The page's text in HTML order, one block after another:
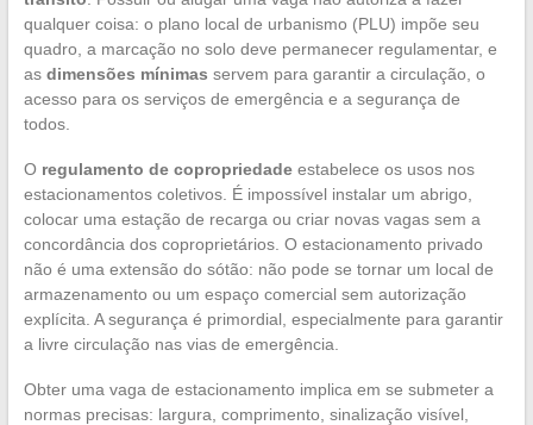
qualquer coisa: o plano local de urbanismo (PLU) impõe seu
quadro, a marcação no solo deve permanecer regulamentar, e
as dimensões mínimas servem para garantir a circulação, o
acesso para os serviços de emergência e a segurança de
todos.
O regulamento de copropriedadeestabelece os usos nos
estacionamentos coletivos. É impossível instalar um abrigo,
colocar uma estação de recarga ou criar novas vagas sem a
concordância dos coproprietários. O estacionamento privado
não é uma extensão do sótão: não pode se tornar um local de
armazenamento ou um espaço comercial sem autorização
explícita. A segurança é primordial, especialmente para garantir
a livre circulação nas vias de emergência.
Obter uma vaga de estacionamento implica em se submeter a
normas precisas: largura, comprimento, sinalização visível,